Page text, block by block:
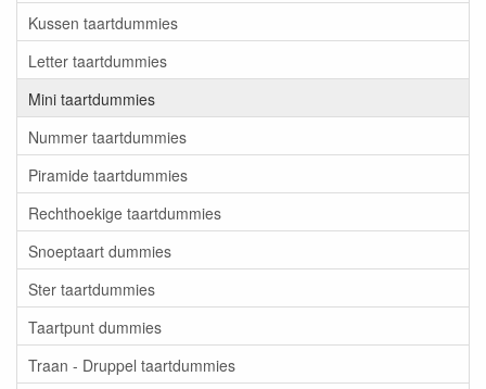
Kussen taartdummies
Letter taartdummies
Mini taartdummies
Nummer taartdummies
Piramide taartdummies
Rechthoekige taartdummies
Snoeptaart dummies
Ster taartdummies
Taartpunt dummies
Traan - Druppel taartdummies